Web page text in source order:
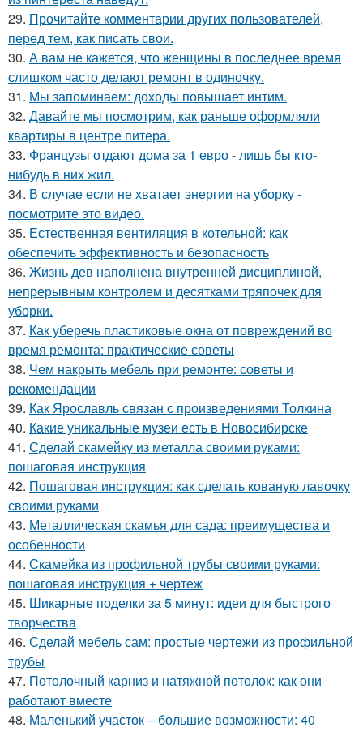
29. Прочитайте комментарии других пользователей,
перед тем, как писать свои.
30. А вам не кажется, что женщины в последнее время
слишком часто делают ремонт в одиночку.
31. Мы запоминаем: доходы повышает интим.
32. Давайте мы посмотрим, как раньше оформляли
квартиры в центре питера.
33. Французы отдают дома за 1 евро - лишь бы кто-
нибудь в них жил.
34. В случае если не хватает энергии на уборку -
посмотрите это видео.
35. Естественная вентиляция в котельной: как
обеспечить эффективность и безопасность
36. Жизнь дев наполнена внутренней дисциплиной,
непрерывным контролем и десятками тряпочек для
уборки.
37. Как уберечь пластиковые окна от повреждений во
время ремонта: практические советы
38. Чем накрыть мебель при ремонте: советы и
рекомендации
39. Как Ярославль связан с произведениями Толкина
40. Какие уникальные музеи есть в Новосибирске
41. Сделай скамейку из металла своими руками:
пошаговая инструкция
42. Пошаговая инструкция: как сделать кованую лавочку
своими руками
43. Металлическая скамья для сада: преимущества и
особенности
44. Скамейка из профильной трубы своими руками:
пошаговая инструкция + чертеж
45. Шикарные поделки за 5 минут: идеи для быстрого
творчества
46. Сделай мебель сам: простые чертежи из профильной
трубы
47. Потолочный карниз и натяжной потолок: как они
работают вместе
48. Маленький участок – большие возможности: 40